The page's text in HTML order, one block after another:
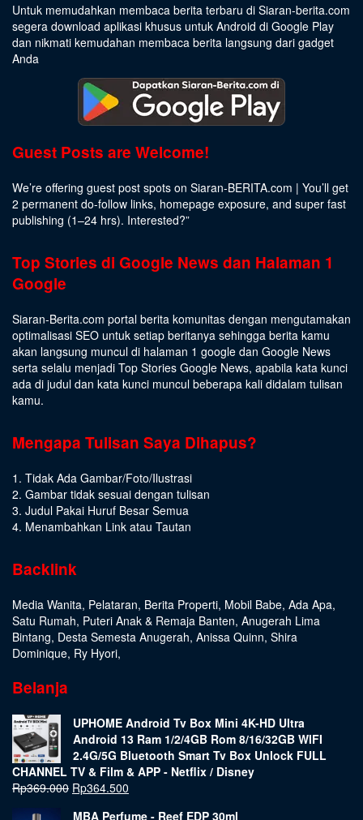
Untuk memudahkan membaca berita terbaru di Siaran-berita.com
segera download aplikasi khusus untuk Android di Google Play
dan nikmati kemudahan membaca berita langsung dari gadget
Anda
Guest Posts are Welcome!
We’re offering guest post spots on Siaran-BERITA.com | You’ll get
2 permanent do-follow links, homepage exposure, and super fast
publishing (1–24 hrs). Interested?”
Top Stories di Google News dan Halaman 1
Google
Siaran-Berita.com portal berita komunitas dengan mengutamakan
optimalisasi SEO untuk setiap beritanya sehingga berita kamu
akan langsung muncul di halaman 1 google dan Google News
serta selalu menjadi Top Stories Google News, apabila kata kunci
ada di judul dan kata kunci muncul beberapa kali didalam tulisan
kamu.
Mengapa Tulisan Saya Dihapus?
1. Tidak Ada Gambar/Foto/Ilustrasi
2. Gambar tidak sesuai dengan tulisan
3. Judul Pakai Huruf Besar Semua
4. Menambahkan Link atau Tautan
Backlink
Media Wanita, Pelataran, Berita Properti, Mobil Babe, Ada Apa,
Satu Rumah, Puteri Anak & Remaja Banten, Anugerah Lima
Bintang, Desta Semesta Anugerah, Anissa Quinn, Shira
Dominique, Ry Hyori,
Belanja
UPHOME Android Tv Box Mini 4K-HD Ultra
Android 13 Ram 1/2/4GB Rom 8/16/32GB WIFI
2.4G/5G Bluetooth Smart Tv Box Unlock FULL
CHANNEL TV & Film & APP - Netflix / Disney
Rp369.000 Rp364.500
MBA Perfume - Reef EDP 30ml